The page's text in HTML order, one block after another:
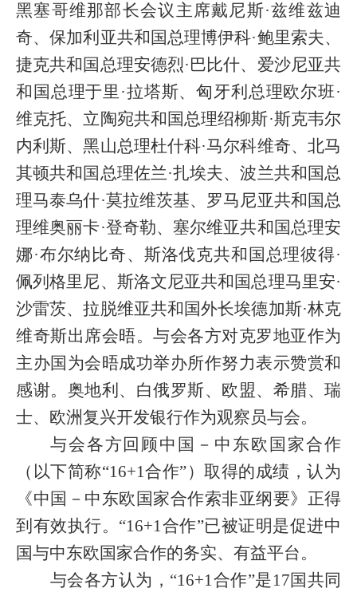
黑塞哥维那部长会议主席戴尼斯·兹维兹迪
奇、保加利亚共和国总理博伊科·鲍里索夫、
捷克共和国总理安德烈·巴比什、爱沙尼亚共
和国总理于里·拉塔斯、匈牙利总理欧尔班·
维克托、立陶宛共和国总理绍柳斯·斯克韦尔
内利斯、黑山总理杜什科·马尔科维奇、北马
其顿共和国总理佐兰·扎埃夫、波兰共和国总
理马泰乌什·莫拉维茨基、罗马尼亚共和国总
理维奥丽卡·登奇勒、塞尔维亚共和国总理安
娜·布尔纳比奇、斯洛伐克共和国总理彼得·
佩列格里尼、斯洛文尼亚共和国总理马里安·
沙雷茨、拉脱维亚共和国外长埃德加斯·林克
维奇斯出席会晤。与会各方对克罗地亚作为
主办国为会晤成功举办所作努力表示赞赏和
感谢。奥地利、白俄罗斯、欧盟、希腊、瑞
士、欧洲复兴开发银行作为观察员与会。
与会各方回顾中国－中东欧国家合作
（以下简称“16+1合作”）取得的成绩，认为
《中国－中东欧国家合作索非亚纲要》正得
到有效执行。“16+1合作”已被证明是促进中
国与中东欧国家合作的务实、有益平台。
与会各方认为，“16+1合作”是17国共同